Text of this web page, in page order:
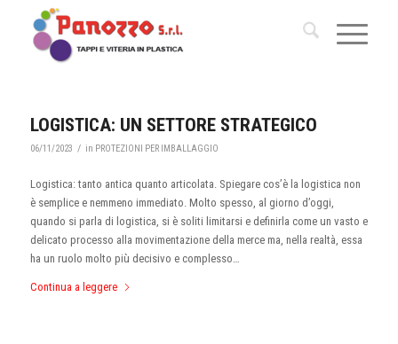
LOGISTICA: UN SETTORE STRATEGICO
06/11/2023 / in PROTEZIONI PER IMBALLAGGIO
Logistica: tanto antica quanto articolata. Spiegare cos’è la logistica non
è semplice e nemmeno immediato. Molto spesso, al giorno d’oggi,
quando si parla di logistica, si è soliti limitarsi e definirla come un vasto e
delicato processo alla movimentazione della merce ma, nella realtà, essa
ha un ruolo molto più decisivo e complesso…
Continua a leggere